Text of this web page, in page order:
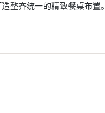
整齐统一的精致餐桌布置。